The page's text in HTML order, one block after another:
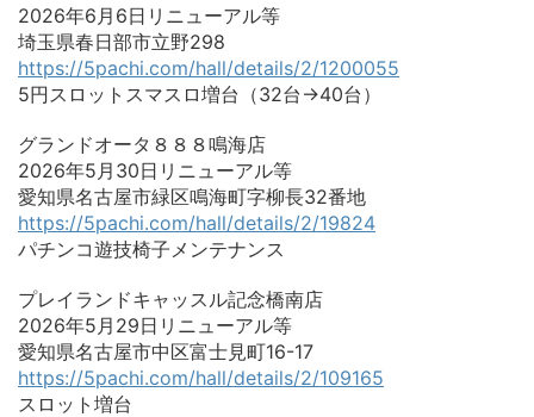
2026年6月6日リニューアル等
埼玉県春日部市立野298
https://5pachi.com/hall/details/2/1200055
5円スロットスマスロ増台（32台→40台）
グランドオータ８８８鳴海店
2026年5月30日リニューアル等
愛知県名古屋市緑区鳴海町字柳長32番地
https://5pachi.com/hall/details/2/19824
パチンコ遊技椅子メンテナンス
プレイランドキャッスル記念橋南店
2026年5月29日リニューアル等
愛知県名古屋市中区富士見町16-17
https://5pachi.com/hall/details/2/109165
スロット増台